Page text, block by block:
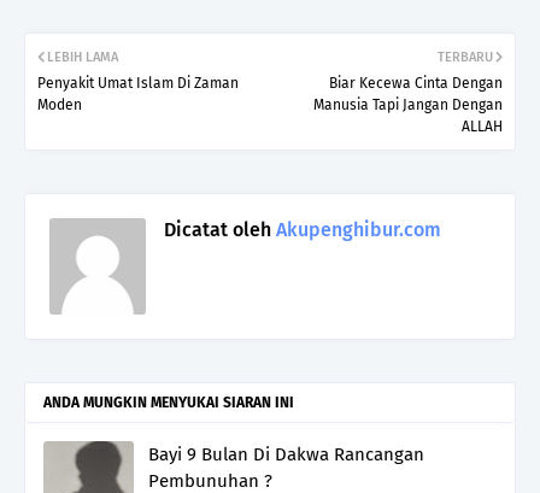
TERBARU
Biar Kecewa Cinta Dengan
Manusia Tapi Jangan Dengan
ALLAH
LEBIH LAMA
Penyakit Umat Islam Di Zaman
Moden
Dicatat oleh Akupenghibur.com
ANDA MUNGKIN MENYUKAI SIARAN INI
Bayi 9 Bulan Di Dakwa Rancangan
Pembunuhan ?